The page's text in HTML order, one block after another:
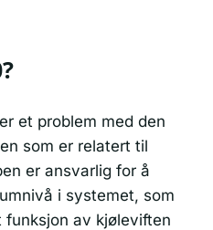
et problem med den
som er relatert til
er ansvarlig for å
i systemet, som
av kjøleviften